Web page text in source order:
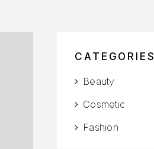
CATEGORIES
Beauty
Cosmetic
Fashion